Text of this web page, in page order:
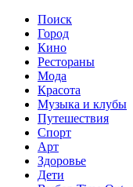
Поиск
Город
Кино
Рестораны
Мода
Красота
Музыка и клубы
Путешествия
Спорт
Арт
Здоровье
Дети